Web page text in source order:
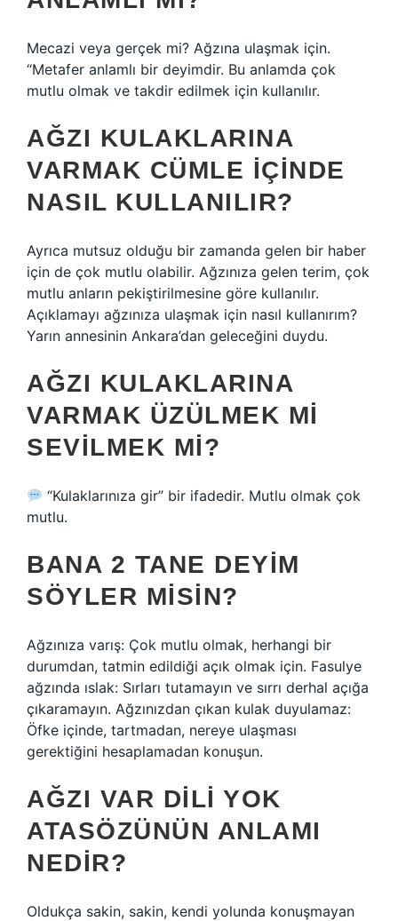
Mecazi veya gerçek mi? Ağzına ulaşmak için.
“Metafer anlamlı bir deyimdir. Bu anlamda çok
mutlu olmak ve takdir edilmek için kullanılır.
AĞZI KULAKLARINA
VARMAK CÜMLE IÇINDE
NASIL KULLANILIR?
Ayrıca mutsuz olduğu bir zamanda gelen bir haber
için de çok mutlu olabilir. Ağzınıza gelen terim, çok
mutlu anların pekiştirilmesine göre kullanılır.
Açıklamayı ağzınıza ulaşmak için nasıl kullanırım?
Yarın annesinin Ankara’dan geleceğini duydu.
AĞZI KULAKLARINA
VARMAK ÜZÜLMEK MI
SEVILMEK MI?
“Kulaklarınıza gir” bir ifadedir. Mutlu olmak çok
mutlu.
BANA 2 TANE DEYIM
SÖYLER MISIN?
Ağzınıza varış: Çok mutlu olmak, herhangi bir
durumdan, tatmin edildiği açık olmak için. Fasulye
ağzında ıslak: Sırları tutamayın ve sırrı derhal açığa
çıkaramayın. Ağzınızdan çıkan kulak duyulamaz:
Öfke içinde, tartmadan, nereye ulaşması
gerektiğini hesaplamadan konuşun.
AĞZI VAR DILI YOK
ATASÖZÜNÜN ANLAMI
NEDIR?
Oldukça sakin, sakin, kendi yolunda konuşmayan